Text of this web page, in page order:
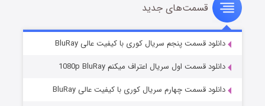
سریال زشت
قسمت۲ (زیرنویس) منتشر شد
قسمت‌های جدید
دانلود قسمت پنجم سریال کوری با کیفیت عالی BluRay
دانلود قسمت اول سریال اعتراف میکنم 1080p BluRay
دانلود قسمت چهارم سریال کوری با کیفیت عالی BluRay